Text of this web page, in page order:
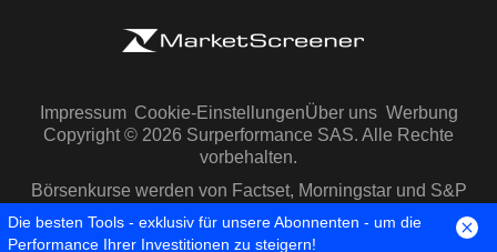
Impressum Cookie-EinstellungenÜber uns Werbung
Copyright © 2026 Surperformance SAS. Alle Rechte
vorbehalten.
Börsenkurse werden von Factset, Morningstar und S&P
Capital IQ zur Verfügung gestellt
Die besten Tools - exklusiv für unsere Abonnenten - um die
Performance Ihrer Investitionen zu steigern!